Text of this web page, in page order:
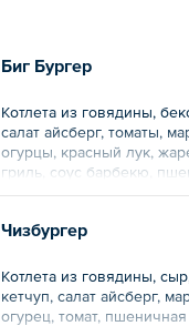
Биг Бургер
Котлета из говядины,
салат айсберг, томаты,
огурцы, красный лук,
гриль, соус барбекю,
кунжутом.
Общий вес – 229 г
Чизбургер
Котлета из говядины,
кетчуп, салат айсберг,
огурец, томат,